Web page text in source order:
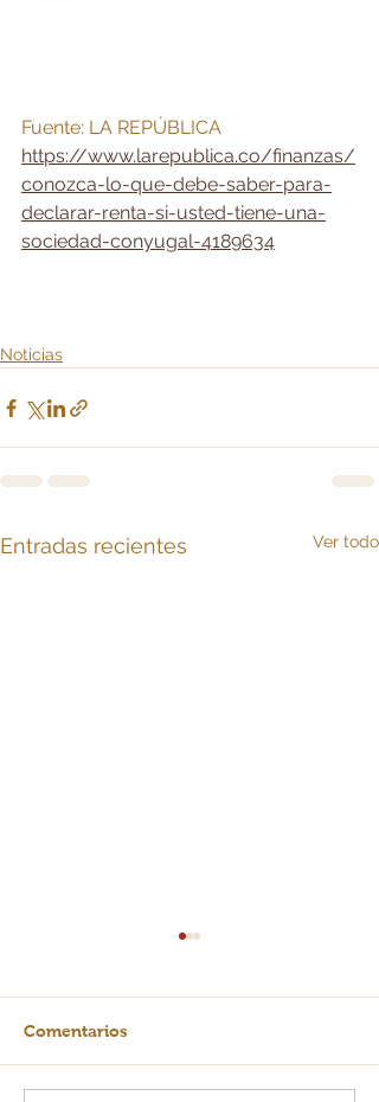
Fuente: LA REPÚBLICA
https://www.larepublica.co/finanzas/
conozca-lo-que-debe-saber-para-
declarar-renta-si-usted-tiene-una-
sociedad-conyugal-4189634
Noticias
Entradas recientes Ver todo
Comentarios